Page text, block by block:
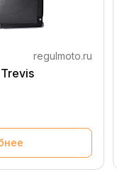
regulmoto.ru